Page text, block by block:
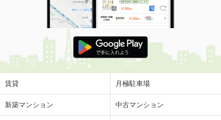
間取り
1LDK
香川県高松市上林町
価 格
3.40万円
住 所
香川県高松市上林町
専有面積
香川県丸亀市川西町北
賃貸 月極駐車場
新築マンション 中古マンション